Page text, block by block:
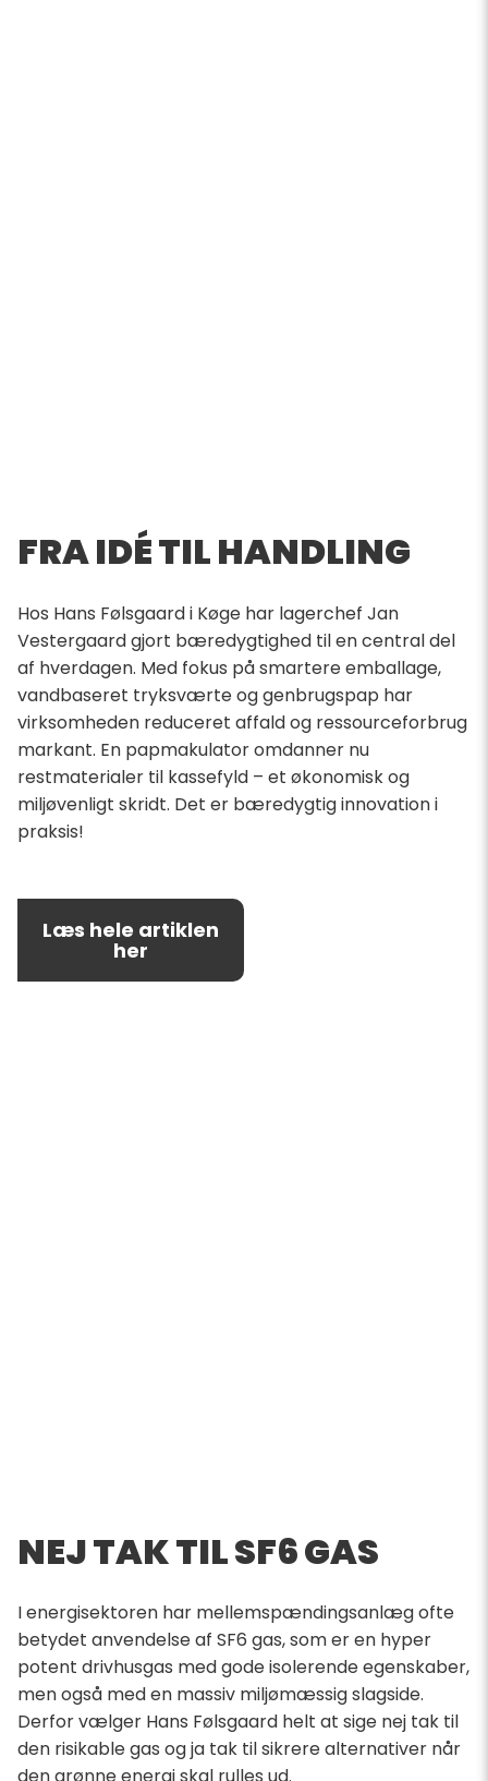
FRA IDÉ TIL HANDLING
Hos Hans Følsgaard i Køge har lagerchef Jan
Vestergaard gjort bæredygtighed til en central del
af hverdagen. Med fokus på smartere emballage,
vandbaseret tryksværte og genbrugspap har
virksomheden reduceret affald og ressourceforbrug
markant. En papmakulator omdanner nu
restmaterialer til kassefyld – et økonomisk og
miljøvenligt skridt. Det er bæredygtig innovation i
praksis!
Læs hele artiklen
her
NEJ TAK TIL SF6 GAS
I energisektoren har mellemspændingsanlæg ofte
betydet anvendelse af SF6 gas, som er en hyper
potent drivhusgas med gode isolerende egenskaber,
men også med en massiv miljømæssig slagside.
Derfor vælger Hans Følsgaard helt at sige nej tak til
den risikable gas og ja tak til sikrere alternativer når
den grønne energi skal rulles ud.